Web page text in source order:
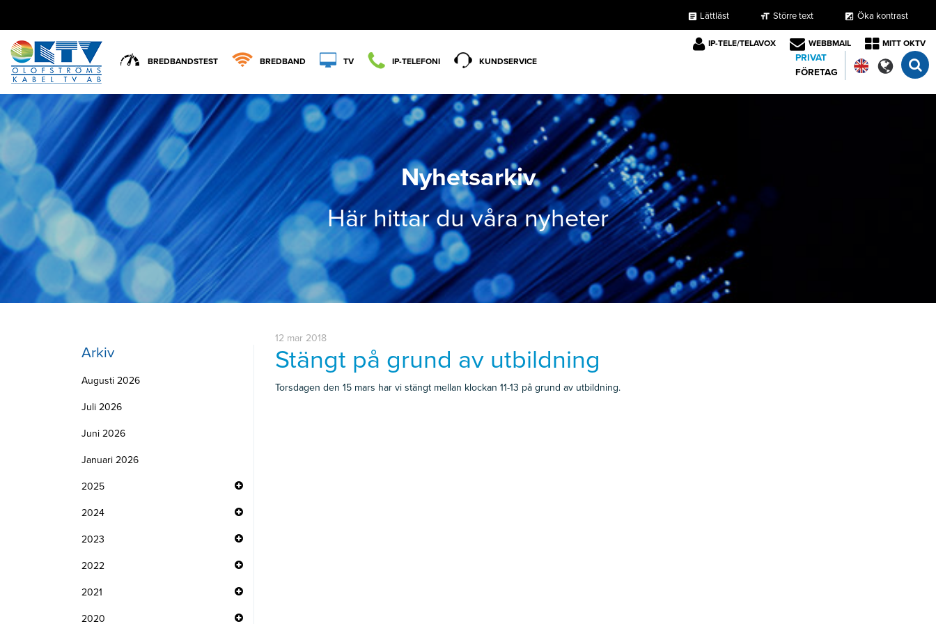
article Lättläst format_size Större text exposure Öka kontrast
BREDBANDSTEST BREDBAND TV IP-TELEFONI KUNDSERVICE
IP-TELE/TELAVOX WEBBMAIL MITT OKTV
PRIVAT
FÖRETAG
Nyhetsarkiv
Här hittar du våra nyheter
Arkiv
Augusti 2026
Juli 2026
Juni 2026
Januari 2026
2025
2024
2023
2022
2021
2020
12 mar 2018
Stängt på grund av utbildning
Torsdagen den 15 mars har vi stängt mellan klockan 11-13 på grund av utbildning.